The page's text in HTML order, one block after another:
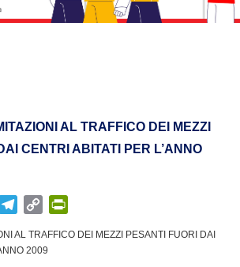
AL TRAFFICO DEI MEZZI
CENTRI ABITATI PER L’ANNO
l
C
p
i
AL TRAFFICO DEI MEZZI PESANTI FUORI DAI
2009